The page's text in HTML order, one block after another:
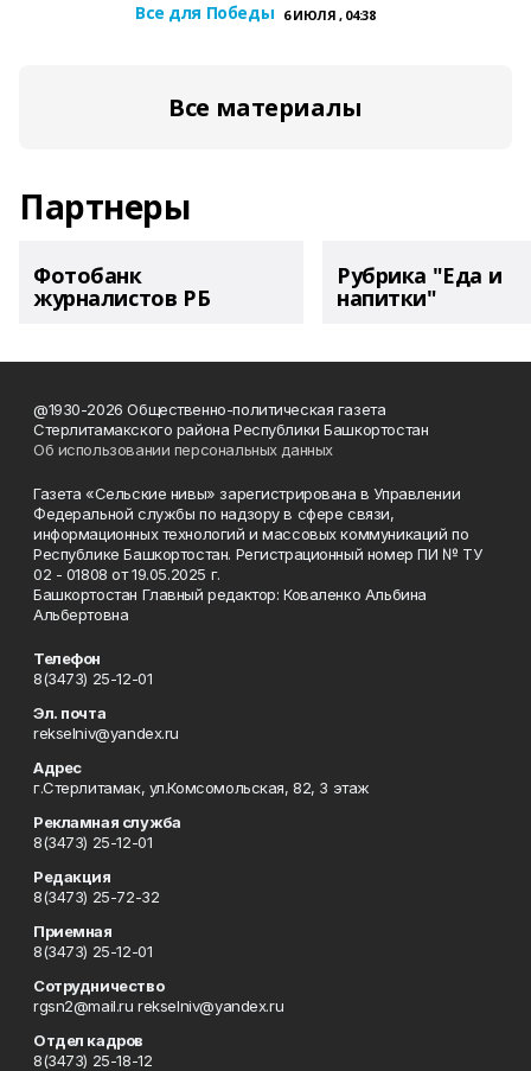
Все для Победы 6 ИЮЛЯ , 04:38
Все материалы
Партнеры
Фотобанк
журналистов РБ
Рубрика "Еда и
напитки"
@1930-2026 Общественно-политическая газета
Стерлитамакского района Республики Башкортостан
Об использовании персональных данных
Газета «Сельские нивы» зарегистрирована в Управлении
Федеральной службы по надзору в сфере связи,
информационных технологий и массовых коммуникаций по
Республике Башкортостан. Регистрационный номер ПИ № ТУ
02 - 01808 от 19.05.2025 г.
Башкортостан Главный редактор: Коваленко Альбина
Альбертовна
Телефон
8(3473) 25-12-01
Эл. почта
rekselniv@yandex.ru
Адрес
г.Стерлитамак, ул.Комсомольская, 82, 3 этаж
Рекламная служба
8(3473) 25-12-01
Редакция
8(3473) 25-72-32
Приемная
8(3473) 25-12-01
Сотрудничество
rgsn2@mail.ru rekselniv@yandex.ru
Отдел кадров
8(3473) 25-18-12